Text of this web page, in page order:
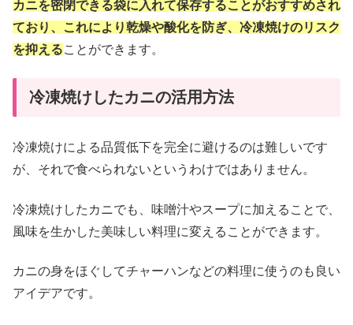
カニを密閉できる袋に入れて保存することがおすすめされ
ており、これにより乾燥や酸化を防ぎ、冷凍焼けのリスク
を抑えることができます。
冷凍焼けしたカニの活用方法
冷凍焼けによる品質低下を完全に避けるのは難しいです
が、それで食べられないというわけではありません。
冷凍焼けしたカニでも、味噌汁やスープに加えることで、
風味を生かした美味しい料理に変えることができます。
カニの身をほぐしてチャーハンなどの料理に使うのも良い
アイデアです。